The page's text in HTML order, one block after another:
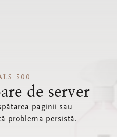
500
de server
paginii sau
problema persistă.